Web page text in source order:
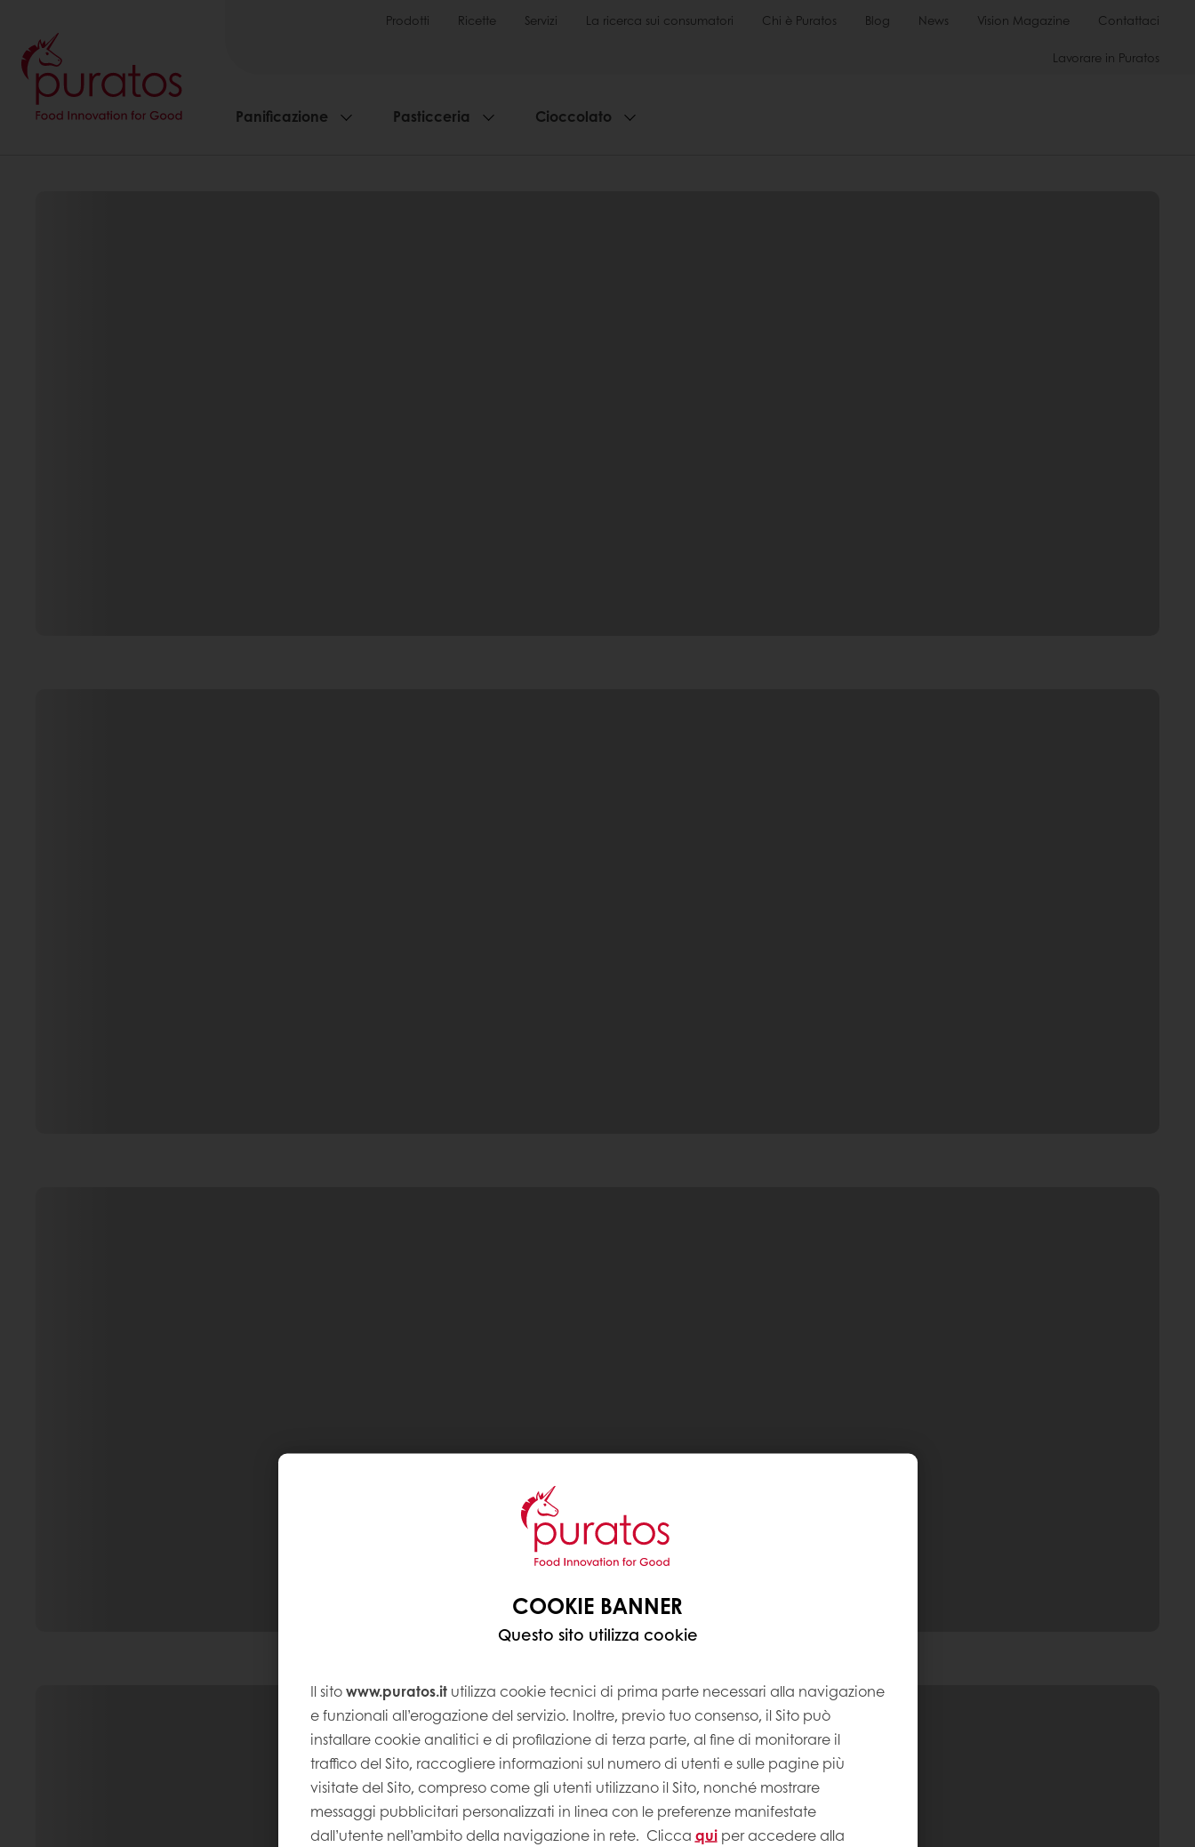
Prodotti Ricette Servizi La ricerca sui consumatori Chi è Puratos Blog News Vision Magazine Contattaci
Lavorare in Puratos
Panificazione Pasticceria Cioccolato
COOKIE BANNER
Questo sito utilizza cookie
Il sitowww.puratos.itutilizza cookie tecnici di prima parte necessari alla navigazione
e funzionali all’erogazione del servizio. Inoltre, previo tuo consenso, il Sito può
installare cookie analitici e di profilazione di terza parte, al fine di monitorare il
traffico del Sito, raccogliere informazioni sul numero di utenti e sulle pagine più
visitate del Sito, compreso come gli utenti utilizzano il Sito, nonché mostrare
messaggi pubblicitari personalizzati in linea con le preferenze manifestate
dall’utente nell’ambito della navigazione in rete. Clicca quiper accedere alla